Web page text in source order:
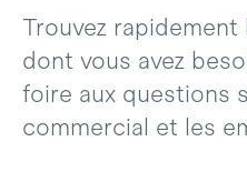
Trouvez
dont vous avez
foire aux questions
commercial et les